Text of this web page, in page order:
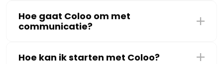
Hoe gaat Coloo om met
communicatie?
Hoe kan ik starten met Coloo?